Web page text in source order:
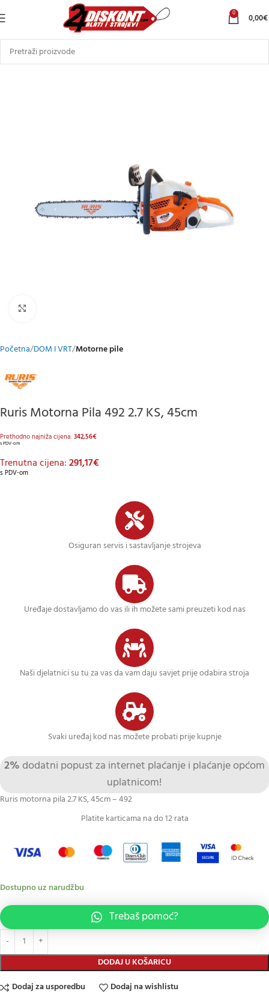
0 0,00€
Početna DOM I VRT Motorne pile
Ruris Motorna Pila 492 2.7 KS, 45cm
Prethodno najniža cijena: 342,56€
s PDV-om
Trenutna cijena:291,17€
s PDV-om
Osiguran servis i sastavljanje strojeva
Uređaje dostavljamo do vas ili ih možete sami preuzeti kod nas
Naši djelatnici su tu za vas da vam daju savjet prije odabira stroja
Svaki uređaj kod nas možete probati prije kupnje
2% dodatni popust za internet plaćanje i plaćanje općom
uplatnicom!
Ruris motorna pila 2.7 KS, 45cm – 492
Platite karticama na do 12 rata
Dostupno uz narudžbu
DODAJ U KOŠARICU
Trebaš pomoć?
Dodaj za usporedbu Dodaj na wishlistu